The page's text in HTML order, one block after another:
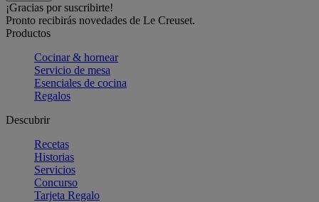
¡Gracias por suscribirte!
Pronto recibirás novedades de Le Creuset.
Productos
Cocinar & hornear
Servicio de mesa
Esenciales de cocina
Regalos
Descubrir
Recetas
Historias
Servicios
Concurso
Tarjeta Regalo